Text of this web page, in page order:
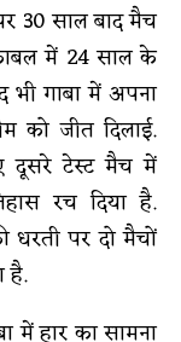
30 साल बाद मैच
में 24 साल के
गाबा में अपना
को जीत दिलाई.
दूसरे टेस्ट मैच में
रच दिया है.
धरती पर दो मैचों
है.
में हार का सामना